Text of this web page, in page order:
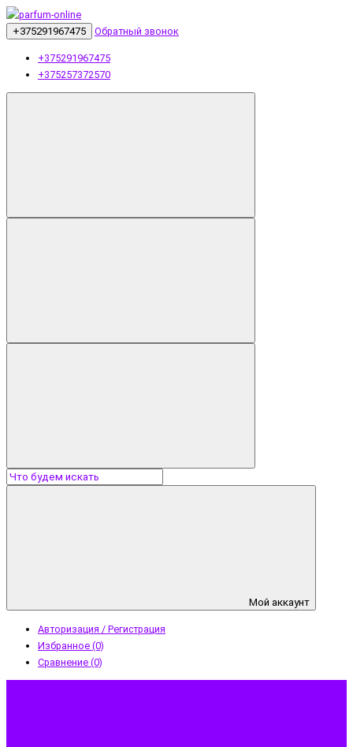
+375291967475 Обратный звонок
+375291967475
+375257372570
Мой аккаунт
Авторизация / Регистрация
Избранное (0)
Сравнение (0)